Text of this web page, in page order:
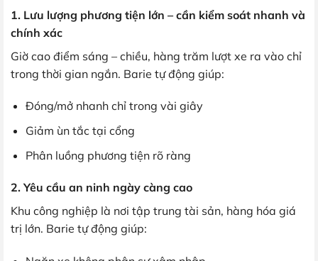
1. Lưu lượng phương tiện lớn – cần kiểm soát nhanh và
chính xác
Giờ cao điểm sáng – chiều, hàng trăm lượt xe ra vào chỉ
trong thời gian ngắn. Barie tự động giúp:
Đóng/mở nhanh chỉ trong vài giây
Giảm ùn tắc tại cổng
Phân luồng phương tiện rõ ràng
2. Yêu cầu an ninh ngày càng cao
Khu công nghiệp là nơi tập trung tài sản, hàng hóa giá
trị lớn. Barie tự động giúp: